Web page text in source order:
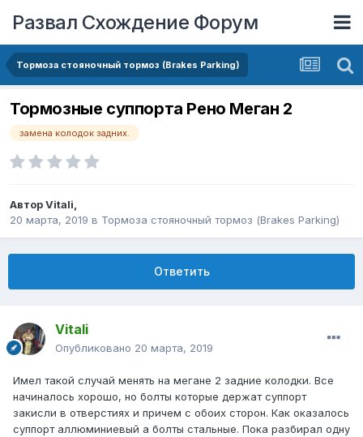
Развал Схождение Форум
Тормоза стояночный тормоз (Brakes Parking)
Тормозные суппорта Рено Меган 2
замена колодок задних.
АвторVitali,
20 марта, 2019 в Тормоза стояночный тормоз (Brakes Parking)
Ответить
Vitali
Опубликовано 20 марта, 2019
Имел такой случай менять на мегане 2 задние колодки. Все
начиналось хорошо, но болты которые держат суппорт
закисли в отверстиях и причем с обоих сторон. Как оказалось
суппорт аллюминиевый а болты стальные. Пока разбирал одну